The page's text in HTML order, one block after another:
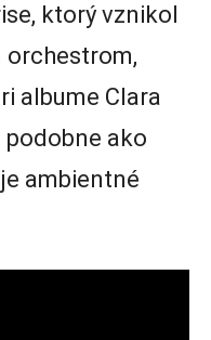
ktorý vznikol
orchestrom,
albume Clara
podobne ako
ambientné